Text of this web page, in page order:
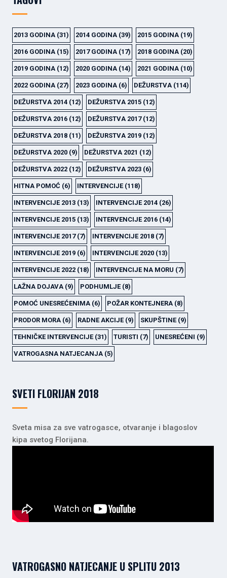
2013 GODINA (31) 2014 GODINA (39) 2015 GODINA (19)
2016 GODINA (15) 2017 GODINA (17) 2018 GODINA (20)
2019 GODINA (12) 2020 GODINA (14) 2021 GODINA (10)
2022 GODINA (27) 2023 GODINA (6) DEŽURSTVA (114)
DEŽURSTVA 2014 (12) DEŽURSTVA 2015 (12)
DEŽURSTVA 2016 (12) DEŽURSTVA 2017(12)
DEŽURSTVA 2018 (11) DEŽURSTVA 2019 (12)
DEŽURSTVA 2020 (9) DEŽURSTVA 2021 (12)
DEŽURSTVA 2022 (12) DEŽURSTVA 2023 (6)
HITNA POMOĆ (6) INTERVENCIJE(118)
INTERVENCIJE 2013 (13) INTERVENCIJE 2014 (26)
INTERVENCIJE 2015 (13) INTERVENCIJE 2016 (14)
INTERVENCIJE 2017(7) INTERVENCIJE 2018 (7)
INTERVENCIJE 2019 (6) INTERVENCIJE 2020 (13)
INTERVENCIJE 2022 (18) INTERVENCIJE NA MORU (7)
LAŽNA DOJAVA (9) PODHUMLJE(8)
POMOĆ UNESREĆENIMA (6) POŽAR KONTEJNERA (8)
PRODOR MORA (6) RADNE AKCIJE(9) SKUPŠTINE(9)
TEHNIČKE INTERVENCIJE(31) TURISTI (7) UNESREĆENI (9)
VATROGASNA NATJECANJA (5)
SVETI FLORIJAN 2018
Sveta misa za sve vatrogasce, otvaranje i blagoslov
kipa svetog Florijana.
VATROGASNO NATJECANJE U SPLITU 2013